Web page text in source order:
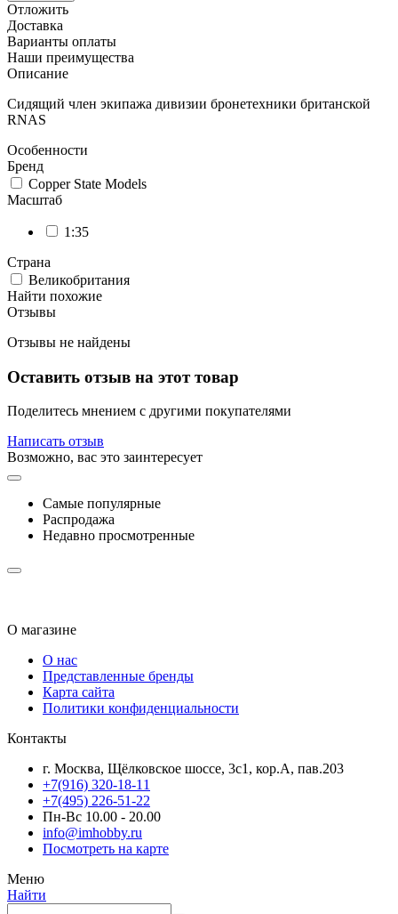
Отложить
Доставка
Варианты оплаты
Наши преимущества
Описание
Сидящий член экипажа дивизии бронетехники британской
RNAS
Особенности
Бренд
Copper State Models
Масштаб
1:35
Страна
Великобритания
Найти похожие
Отзывы
Отзывы не найдены
Оставить отзыв на этот товар
Поделитесь мнением с другими покупателями
Написать отзыв
Возможно, вас это заинтересует
Самые популярные
Распродажа
Недавно просмотренные
О магазине
О нас
Представленные бренды
Карта сайта
Политики конфиденциальности
Контакты
г. Москва, Щёлковское шоссе, 3с1, кор.А, пав.203
+7(916) 320-18-11
+7(495) 226-51-22
Пн-Вс 10.00 - 20.00
info@imhobby.ru
Посмотреть на карте
Меню
Найти